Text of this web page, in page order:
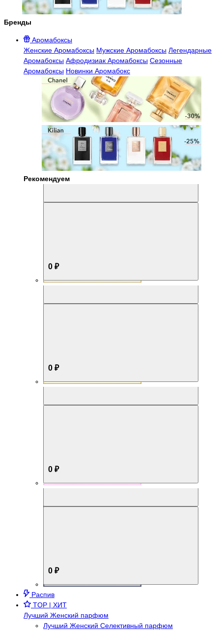
Бренды
Аромабоксы
Женские Аромабоксы Мужские Аромабоксы Легендарные
Аромабоксы Афродизиак Аромабоксы Сезонные
Аромабоксы Новинки Аромабокс
Рекомендуем
0 ₽
0 ₽
0 ₽
0 ₽
Распив
TOP | ХИТ
Лучший Женский парфюм
Лучший Женский Селективный парфюм